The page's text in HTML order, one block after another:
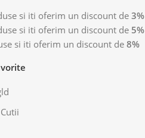
si iti oferim un discount de3%
si iti oferim un discount de 5%
si iti oferim un discount de8%
Cutii